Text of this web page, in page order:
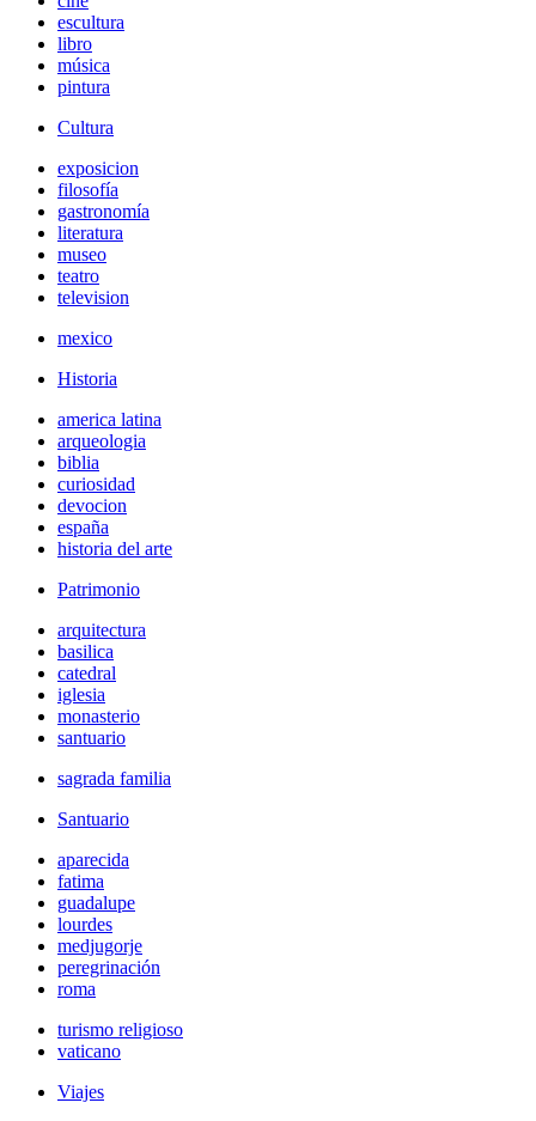
escultura
libro
música
pintura
Cultura
exposicion
filosofía
gastronomía
literatura
museo
teatro
television
mexico
Historia
america latina
arqueologia
biblia
curiosidad
devocion
españa
historia del arte
Patrimonio
arquitectura
basilica
catedral
iglesia
monasterio
santuario
sagrada familia
Santuario
aparecida
fatima
guadalupe
lourdes
medjugorje
peregrinación
roma
turismo religioso
vaticano
Viajes